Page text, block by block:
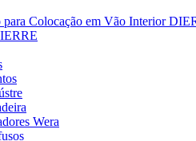
para Colocação em Vão Interior
Wera